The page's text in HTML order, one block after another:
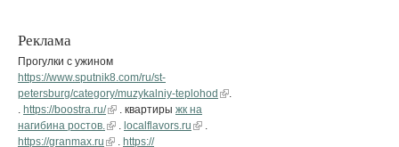
Реклама
Прогулки с ужином
https://www.sputnik8.com/ru/st-
petersburg/category/muzykalniy-teplohod
.
. https://boostra.ru/ . квартиры жк на
нагибина ростов.
. localflavors.ru
.
https://granmax.ru
. https://